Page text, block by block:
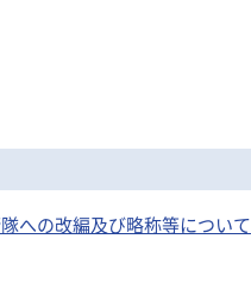
への改編及び略称等について